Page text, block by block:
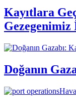
Kayıtlara
Doğanın